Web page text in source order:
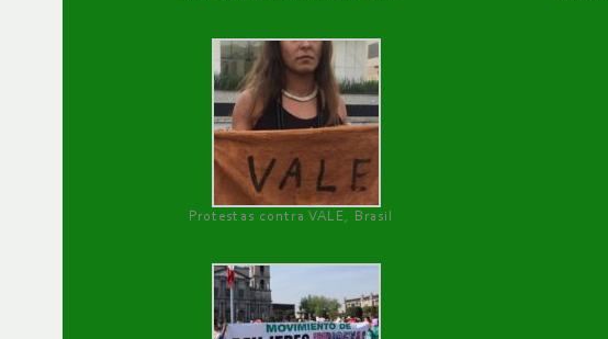
Protestas contra VALE, Brasil